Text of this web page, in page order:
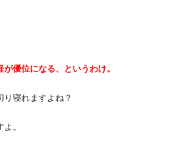
優位になる、というわけ。
寝れますよね？
。